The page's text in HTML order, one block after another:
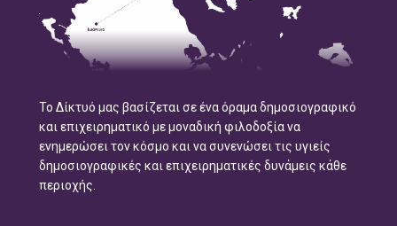
Το Δίκτυό μας βασίζεται σε ένα όραμα δημοσιογραφικό
και επιχειρηματικό με μοναδική φιλοδοξία να
ενημερώσει τον κόσμο και να συνενώσει τις υγιείς
δημοσιογραφικές και επιχειρηματικές δυνάμεις κάθε
περιοχής.